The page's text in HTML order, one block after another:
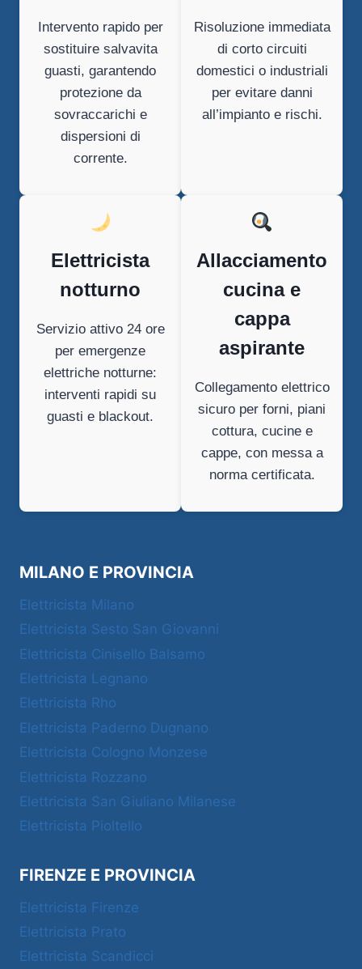
Intervento rapido per
sostituire salvavita
guasti, garantendo
protezione da
sovraccarichi e
dispersioni di
corrente.
Risoluzione immediata
di corto circuiti
domestici o industriali
per evitare danni
all’impianto e rischi.
Elettricista
notturno
Servizio attivo 24 ore
per emergenze
elettriche notturne:
interventi rapidi su
guasti e blackout.
Allacciamento
cucina e
cappa
aspirante
Collegamento elettrico
sicuro per forni, piani
cottura, cucine e
cappe, con messa a
norma certificata.
MILANO E PROVINCIA
Elettricista Milano
Elettricista Sesto San Giovanni
Elettricista Cinisello Balsamo
Elettricista Legnano
Elettricista Rho
Elettricista Paderno Dugnano
Elettricista Cologno Monzese
Elettricista Rozzano
Elettricista San Giuliano Milanese
Elettricista Pioltello
FIRENZE E PROVINCIA
Elettricista Firenze
Elettricista Prato
Elettricista Scandicci